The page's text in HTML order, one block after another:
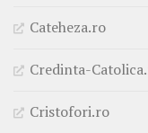
Cateheza.ro
Credinta-
Cristofori.ro